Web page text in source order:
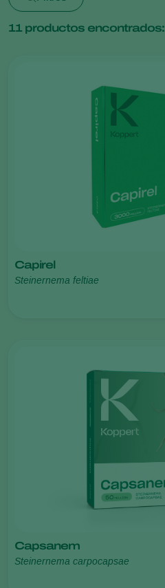
11 productos encontrados:
Capirel
Steinernema feltiae
Capsanem
Steinernema carpocapsae